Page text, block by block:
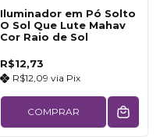
Iluminador em Pó Solto
O Sol Que Lute Mahav
Cor Raio de Sol
R$12,73
R$12,09 via Pix
COMPRAR